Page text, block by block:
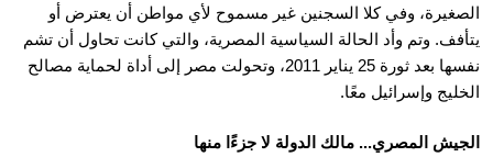
الصغيرة، وفي كلا السجنين غير مسموح لأي مواطن أن يعترض أو
يتأفف. وتم وأد الحالة السياسية المصرية، والتي كانت تحاول أن تشم
نفسها بعد ثورة 25 يناير 2011، وتحولت مصر إلى أداة لحماية مصالح
الخليج وإسرائيل معًا.
الجيش المصري... مالك الدولة لا جزءًا منها